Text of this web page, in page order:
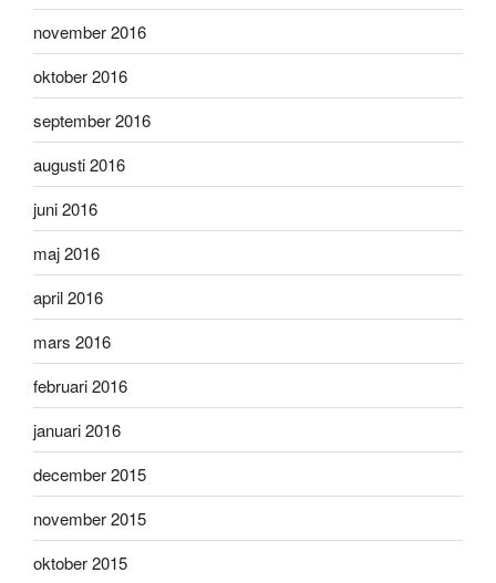
november 2016
oktober 2016
september 2016
augusti 2016
juni 2016
maj 2016
april 2016
mars 2016
februari 2016
januari 2016
december 2015
november 2015
oktober 2015